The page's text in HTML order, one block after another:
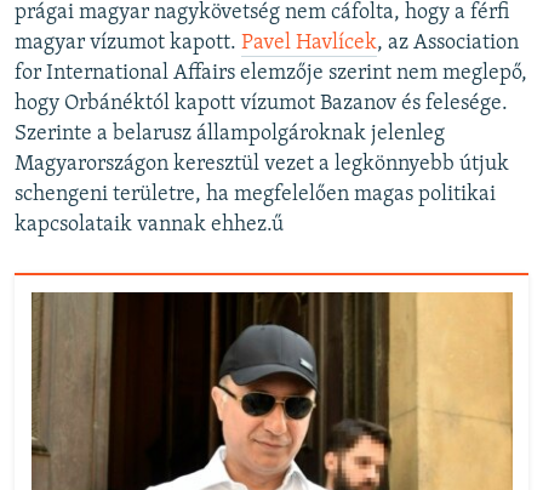
prágai magyar nagykövetség nem cáfolta, hogy a férfi
magyar vízumot kapott. Pavel Havlícek, az Association
for International Affairs elemzője szerint nem meglepő,
hogy Orbánéktól kapott vízumot Bazanov és felesége.
Szerinte a belarusz állampolgároknak jelenleg
Magyarországon keresztül vezet a legkönnyebb útjuk
schengeni területre, ha megfelelően magas politikai
kapcsolataik vannak ehhez.ű